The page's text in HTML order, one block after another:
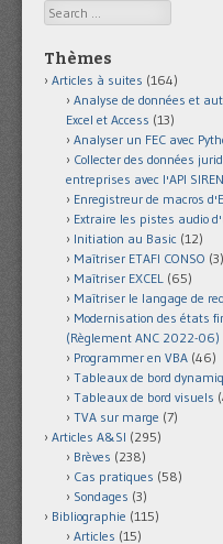
Search
Thèmes
Articles à suites (164)
Analyse de données et
Excel et Access (13)
Analyser un FEC avec
Collecter des données
entreprises avec l'API
Enregistreur de macros
Extraire les pistes audio
Initiation au Basic (12)
Maîtriser ETAFI CONSO (3)
Maîtriser EXCEL (65)
Maîtriser le langage de
Modernisation des états
(Règlement ANC 2022-06)
Programmer en VBA (46)
Tableaux de bord
Tableaux de bord visuels
TVA sur marge (7)
Articles A&SI (295)
Brèves (238)
Cas pratiques (58)
Sondages (3)
Bibliographie (115)
Articles (15)